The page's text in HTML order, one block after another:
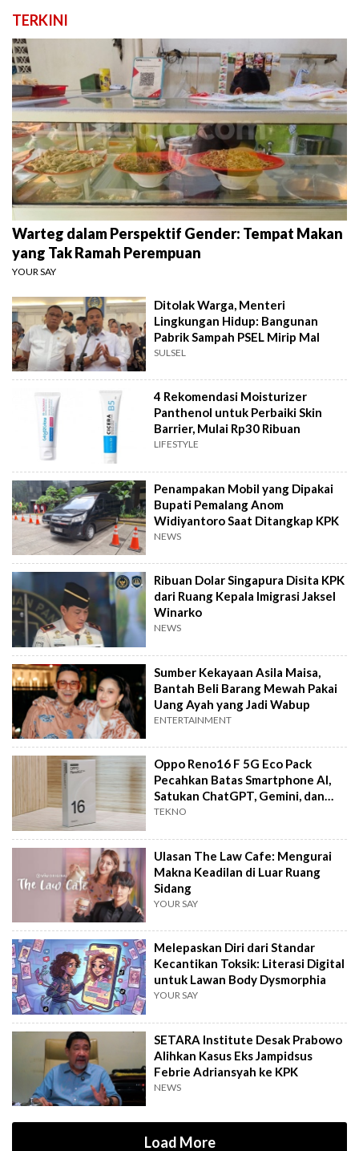
TERKINI
Warteg dalam Perspektif Gender: Tempat Makan
yang Tak Ramah Perempuan
YOUR SAY
Ditolak Warga, Menteri
Lingkungan Hidup: Bangunan
Pabrik Sampah PSEL Mirip Mal
SULSEL
4 Rekomendasi Moisturizer
Panthenol untuk Perbaiki Skin
Barrier, Mulai Rp30 Ribuan
LIFESTYLE
Penampakan Mobil yang Dipakai
Bupati Pemalang Anom
Widiyantoro Saat Ditangkap KPK
NEWS
Ribuan Dolar Singapura Disita KPK
dari Ruang Kepala Imigrasi Jaksel
Winarko
NEWS
Sumber Kekayaan Asila Maisa,
Bantah Beli Barang Mewah Pakai
Uang Ayah yang Jadi Wabup
ENTERTAINMENT
Oppo Reno16 F 5G Eco Pack
Pecahkan Batas Smartphone AI,
Satukan ChatGPT, Gemini, dan
Perplexity
TEKNO
Ulasan The Law Cafe: Mengurai
Makna Keadilan di Luar Ruang
Sidang
YOUR SAY
Melepaskan Diri dari Standar
Kecantikan Toksik: Literasi Digital
untuk Lawan Body Dysmorphia
YOUR SAY
SETARA Institute Desak Prabowo
Alihkan Kasus Eks Jampidsus
Febrie Adriansyah ke KPK
NEWS
Load More